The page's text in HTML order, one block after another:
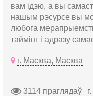
вам ідэю, а вы
нашым рэсурсе вы
любога
таймінг і адразу
г. Масква, Масква
3114 праглядаў